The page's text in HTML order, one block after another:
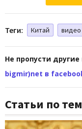
Теги: Китай видео
Не пропусти
bigmir)net в
Статьи по